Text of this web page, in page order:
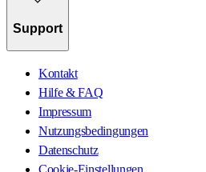
Support
Kontakt
Hilfe & FAQ
Impressum
Nutzungsbedingungen
Datenschutz
Cookie-Einstellungen